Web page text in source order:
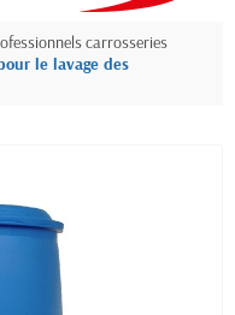
carrosseries
le lavage des